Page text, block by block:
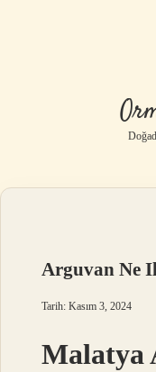
Arguvan Ne
Tarih: Kasım 3, 2024
Malatya